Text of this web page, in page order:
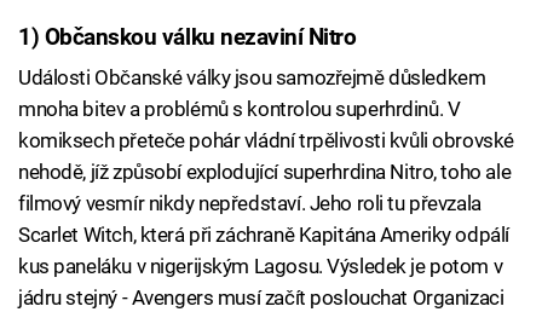
1) Občanskou válku nezaviní Nitro
Události Občanské války jsou samozřejmě důsledkem
mnoha bitev a problémů s kontrolou superhrdinů. V
komiksech přeteče pohár vládní trpělivosti kvůli obrovské
nehodě, jíž způsobí explodující superhrdina Nitro, toho ale
filmový vesmír nikdy nepředstaví. Jeho roli tu převzala
Scarlet Witch, která při záchraně Kapitána Ameriky odpálí
kus paneláku v nigerijským Lagosu. Výsledek je potom v
jádru stejný - Avengers musí začít poslouchat Organizaci